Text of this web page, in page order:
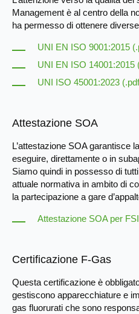
Management è al centro della
ha permesso di ottenere
UNI EN ISO 9001:2015
UNI EN ISO 14001:2015
UNI ISO 45001:2023
Attestazione SOA
L’attestazione SOA garantisce
eseguire, direttamente o in
Siamo quindi in possesso di
attuale normativa in ambito di
la partecipazione a gare
Attestazione SOA per
Certificazione F-Gas
Questa certificazione è
gestiscono apparecchiature e
gas fluorurati che sono